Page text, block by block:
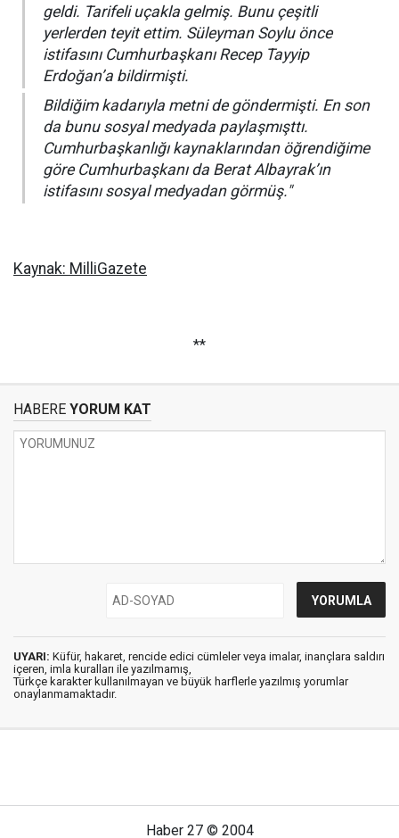
geldi. Tarifeli uçakla gelmiş. Bunu çeşitli
yerlerden teyit ettim. Süleyman Soylu önce
istifasını Cumhurbaşkanı Recep Tayyip
Erdoğan’a bildirmişti.
Bildiğim kadarıyla metni de göndermişti. En son
da bunu sosyal medyada paylaşmışttı.
Cumhurbaşkanlığı kaynaklarından öğrendiğime
göre Cumhurbaşkanı da Berat Albayrak’ın
istifasını sosyal medyadan görmüş."
Kaynak: MilliGazete
**
HABERE YORUM KAT
UYARI: Küfür, hakaret, rencide edici cümleler veya imalar, inançlara saldırı
içeren, imla kuralları ile yazılmamış,
Türkçe karakter kullanılmayan ve büyük harflerle yazılmış yorumlar
onaylanmamaktadır.
Haber 27 © 2004